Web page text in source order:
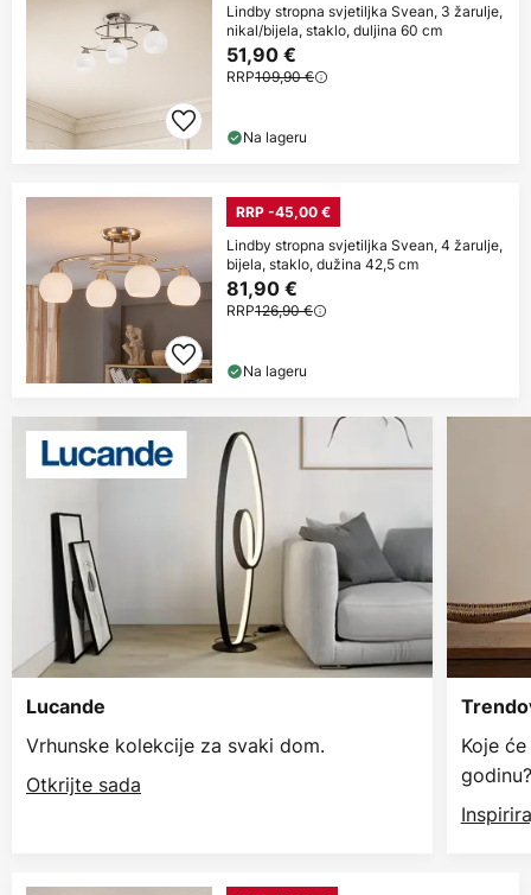
Lindby stropna svjetiljka Svean, 3 žarulje,
nikal/bijela, staklo, duljina 60 cm
51,90 €
RRP109,90 €
Na lageru
RRP -45,00 €
Lindby stropna svjetiljka Svean, 4 žarulje,
bijela, staklo, dužina 42,5 cm
81,90 €
RRP126,90 €
Na lageru
Lucande
Vrhunske kolekcije za svaki dom.
Otkrijte sada
Koje
godinu?